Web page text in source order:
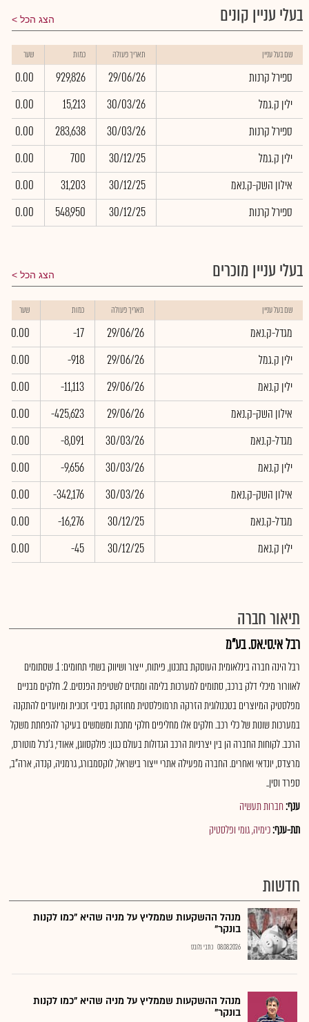
בעלי עניין קונים הצג הכל
שם בעל עניין תאריך פעולה כמות שער
ספירל קרנות 29/06/26
929,826
0.00
ילין ק.גמל
30/03/26
15,213
0.00
ספירל קרנות
30/03/26
283,638
0.00
ילין ק.גמל
30/12/25
700
0.00
אילון השק-ק.נאמ
30/12/25
31,203
0.00
ספירל קרנות
30/12/25
548,950
0.00
בעלי עניין מוכרים הצג הכל
שם בעל עניין תאריך פעולה כמות שער
מגדל-ק.נאמ 29/06/26
-17
0.00
ילין ק.גמל
29/06/26
-918
0.00
ילין ק.נאמ
29/06/26
-11,113
0.00
אילון השק-ק.נאמ
29/06/26
-425,623
0.00
מגדל-ק.נאמ
30/03/26
-8,091
0.00
ילין ק.נאמ
30/03/26
-9,656
0.00
אילון השק-ק.נאמ
30/03/26
-342,176
0.00
מגדל-ק.נאמ
30/12/25
-16,276
0.00
ילין ק.נאמ
30/12/25
-45
0.00
תיאור חברה
רבל אי.סי.אס. בע"מ
רבל הינה חברה בינלאומית העוסקת בתכנון, פיתוח, ייצור ושיווק בשתי תחומים: 1. שסתומים
לאוורור מיכלי דלק ברכב, סתומים למערכות בלימה ומתזים לשטיפת הפנסים. 2. חלקים מבניים
מפלסטיק המיוצרים בטכנולוגית הזרקה תרמופלסטית מחוזקת בסיבי זכוכית ומיועדים להתקנה
במערכות שונות של כלי רכב. חלקים אלו מחליפים חלקי מתכת ומשמשים בעיקר להפחתת משקל
הרכב. לקוחות החברה הן בין יצרניות הרכב הגדולות בעולם כגון: פולקסווגן, אאודי, ג'נרל מוטורס,
מרצדס, יונדאי ואחרים. החברה מפעילה אתרי ייצור בישראל, לוקסמבורג, גרמניה, קנדה, ארה"ב,
ספרד וסין..
ענף:חברות תעשיה
תת-ענף:כימיה, גומי ופלסטיק
חדשות
מנהל ההשקעות שממליץ על מניה שהיא "כמו לקנות
בונקר"
08.08.2026 כתבי גלובס
מנהל ההשקעות שממליץ על מניה שהיא "כמו לקנות
בונקר"